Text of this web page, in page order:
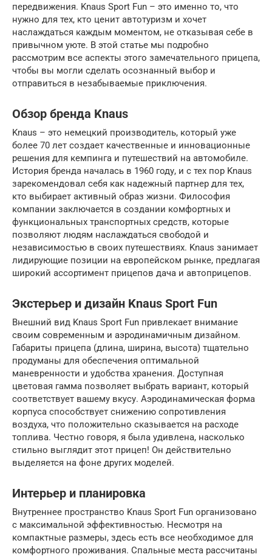
передвижения. Knaus Sport Fun – это именно то, что
нужно для тех, кто ценит автотуризм и хочет
наслаждаться каждым моментом, не отказывая себе в
привычном уюте. В этой статье мы подробно
рассмотрим все аспекты этого замечательного прицепа,
чтобы вы могли сделать осознанный выбор и
отправиться в незабываемые приключения.
Обзор бренда Knaus
Knaus – это немецкий производитель, который уже
более 70 лет создает качественные и инновационные
решения для кемпинга и путешествий на автомобиле.
История бренда началась в 1960 году, и с тех пор Knaus
зарекомендовал себя как надежный партнер для тех,
кто выбирает активный образ жизни. Философия
компании заключается в создании комфортных и
функциональных транспортных средств, которые
позволяют людям наслаждаться свободой и
независимостью в своих путешествиях. Knaus занимает
лидирующие позиции на европейском рынке, предлагая
широкий ассортимент прицепов дача и автоприцепов.
Экстерьер и дизайн Knaus Sport Fun
Внешний вид Knaus Sport Fun привлекает внимание
своим современным и аэродинамичным дизайном.
Габариты прицепа (длина, ширина, высота) тщательно
продуманы для обеспечения оптимальной
маневренности и удобства хранения. Доступная
цветовая гамма позволяет выбрать вариант, который
соответствует вашему вкусу. Аэродинамическая форма
корпуса способствует снижению сопротивления
воздуха, что положительно сказывается на расходе
топлива. Честно говоря, я была удивлена, насколько
стильно выглядит этот прицеп! Он действительно
выделяется на фоне других моделей.
Интерьер и планировка
Внутреннее пространство Knaus Sport Fun организовано
с максимальной эффективностью. Несмотря на
компактные размеры, здесь есть все необходимое для
комфортного проживания. Спальные места рассчитаны